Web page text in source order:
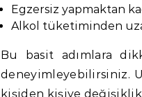
Egzersiz yapmaktan
Alkol tüketiminden
Bu basit adımlara
deneyimleyebilirsiniz.
kişiden kişiye